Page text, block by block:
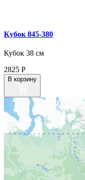
Кубок 845‑380
Кубок 38 см
2825 Р
В корзину